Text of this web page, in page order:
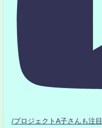
/プロジェクトA子さんも